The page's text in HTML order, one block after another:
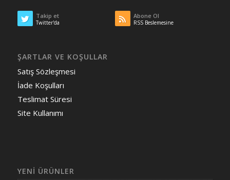
Takip et
Twitter'da
Abone Ol
RSS Beslemesine
ŞARTLAR VE KOŞULLAR
Satış Sözleşmesi
İade Koşulları
Teslimat Süresi
Site Kullanımı
YENI ÜRÜNLER